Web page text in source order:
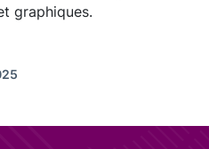
graphiques.